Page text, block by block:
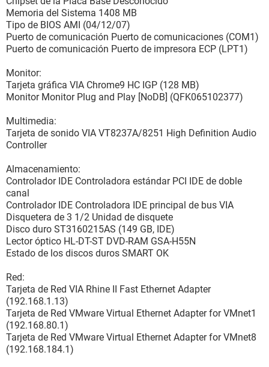
Memoria del Sistema 1408 MB
Tipo de BIOS AMI (04/12/07)
Puerto de comunicación Puerto de comunicaciones (COM1)
Puerto de comunicación Puerto de impresora ECP (LPT1)
Monitor:
Tarjeta gráfica VIA Chrome9 HC IGP (128 MB)
Monitor Monitor Plug and Play [NoDB] (QFK065102377)
Multimedia:
Tarjeta de sonido VIA VT8237A/8251 High Definition Audio
Controller
Almacenamiento:
Controlador IDE Controladora estándar PCI IDE de doble
canal
Controlador IDE Controladora IDE principal de bus VIA
Disquetera de 3 1/2 Unidad de disquete
Disco duro ST3160215AS (149 GB, IDE)
Lector óptico HL-DT-ST DVD-RAM GSA-H55N
Estado de los discos duros SMART OK
Red:
Tarjeta de Red VIA Rhine II Fast Ethernet Adapter
(192.168.1.13)
Tarjeta de Red VMware Virtual Ethernet Adapter for VMnet1
(192.168.80.1)
Tarjeta de Red VMware Virtual Ethernet Adapter for VMnet8
(192.168.184.1)